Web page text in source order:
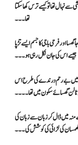
نہال تھا تو کیسے ترس کھا سکتا
تھا۔۔۔
اور فرحی باجی کا جسم ایسے تڑپا
جیسے اس کی جان نکل رہی ہو۔۔۔
میں بے رحم درندے کی طرح اس
لن گھسائے سکون میں تھا۔۔۔۔
میں ڈال کر زبان سے زبان کی
کی لڑائی کی کوشش کی ۔۔۔